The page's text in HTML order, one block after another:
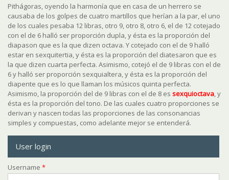
Pithágoras, oyendo la harmonía que en casa de un herrero se
causaba de los golpes de cuatro martillos que herían a la par, el uno
de los cuales pesaba 12 libras, otro 9, otro 8, otro 6, el de 12 cotejado
con el de 6 halló ser proporción dupla, y ésta es la proporción del
diapason que es la que dizen octava. Y cotejado con el de 9 halló
estar en sexquitertia, y ésta es la proporción del diatesaron que es
la que dizen cuarta perfecta. Asimismo, cotejó el de 9 libras con el de
6 y halló ser proporción sexquialtera, y ésta es la proporción del
diapente que es lo que llaman los músicos quinta perfecta.
Asimismo, la proporción del de 9 libras con el de 8 es sexquioctava, y
ésta es la proporción del tono. De las cuales cuatro proporciones se
derivan y nascen todas las proporciones de las consonancias
simples y compuestas, como adelante mejor se entenderá.
User login
Username *